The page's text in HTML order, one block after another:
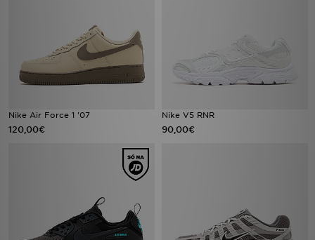
Nike Air Force 1 '07
120,00€
Nike V5 RNR
90,00€